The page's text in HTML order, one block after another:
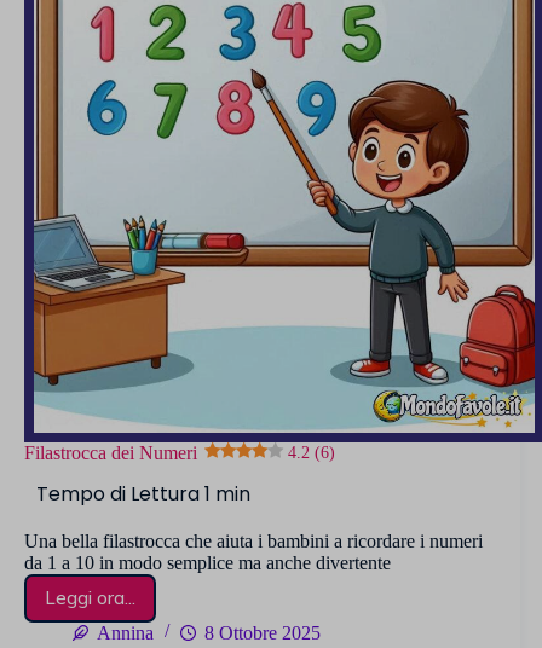
Filastrocca dei Numeri 4.2 (6)
Una bella filastrocca che aiuta i bambini a ricordare i numeri
da 1 a 10 in modo semplice ma anche divertente
Leggi ora...
Filastrocca
dei
Annina 8 Ottobre 2025